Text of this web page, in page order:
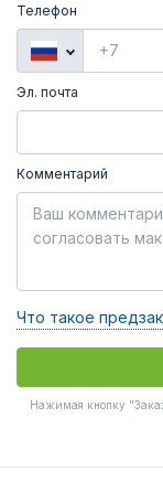
Телефон
Эл. почта
Комментарий
Что такое
Нажимая кнопку